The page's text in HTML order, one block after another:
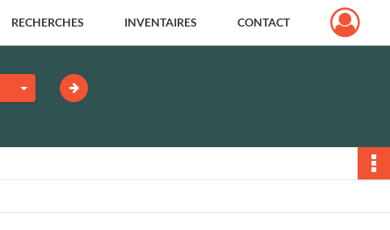
RECHERCHES INVENTAIRES CONTACT